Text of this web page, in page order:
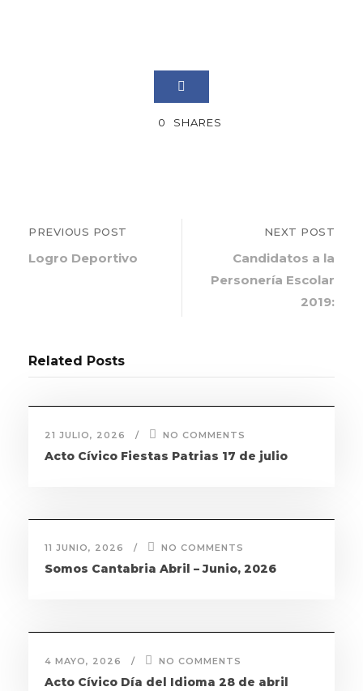
0 SHARES
PREVIOUS POST
Logro Deportivo
NEXT POST
Candidatos a la
Personería Escolar
2019:
Related Posts
21 JULIO, 2026 NO COMMENTS
Acto Cívico Fiestas Patrias 17 de julio
11 JUNIO, 2026 NO COMMENTS
Somos Cantabria Abril – Junio, 2026
4 MAYO, 2026 NO COMMENTS
Acto Cívico Día del Idioma 28 de abril